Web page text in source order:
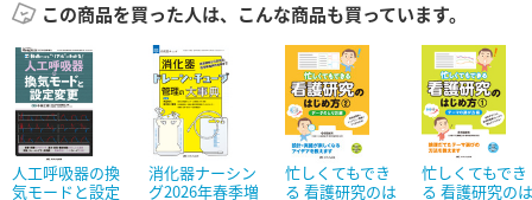
この商品を買った人は、こんな商品も買っています。
人工呼吸器の換
気モードと設定
消化器ナーシン
グ2026年春季増
忙しくてもでき
る 看護研究のは
忙しくてもでき
る 看護研究のは